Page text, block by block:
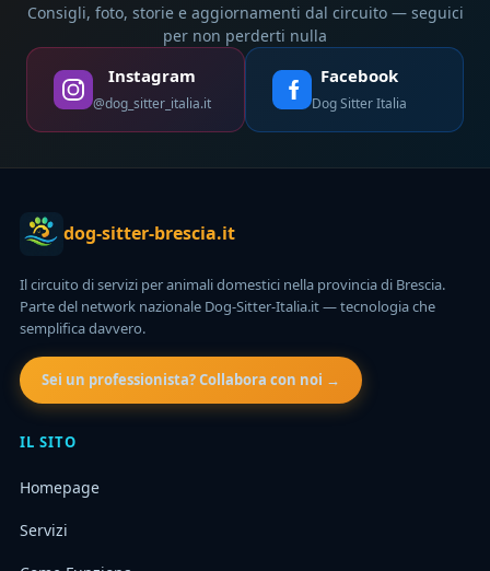
Consigli, foto, storie e aggiornamenti dal circuito — seguici
per non perderti nulla
Instagram
@dog_sitter_italia.it
Facebook
Dog Sitter Italia
dog-sitter-brescia.it
Il circuito di servizi per animali domestici nella provincia di Brescia.
Parte del network nazionale Dog-Sitter-Italia.it — tecnologia che
semplifica davvero.
Sei un professionista? Collabora con noi →
IL SITO
Homepage
Servizi